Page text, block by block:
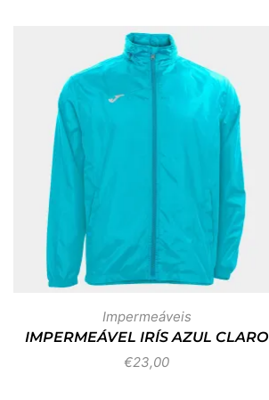
Impermeáveis
IMPERMEÁVEL IRÍS AZUL CLARO
€23,00